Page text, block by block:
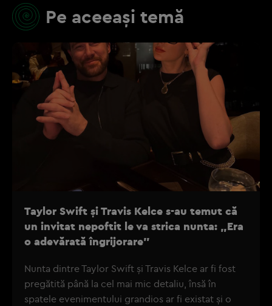
Pe aceeași temă
Taylor Swift și Travis Kelce s-au temut că
un invitat nepoftit le va strica nunta: „Era
o adevărată îngrijorare”
Nunta dintre Taylor Swift și Travis Kelce ar fi fost
pregătită până la cel mai mic detaliu, însă în
spatele evenimentului grandios ar fi existat și o